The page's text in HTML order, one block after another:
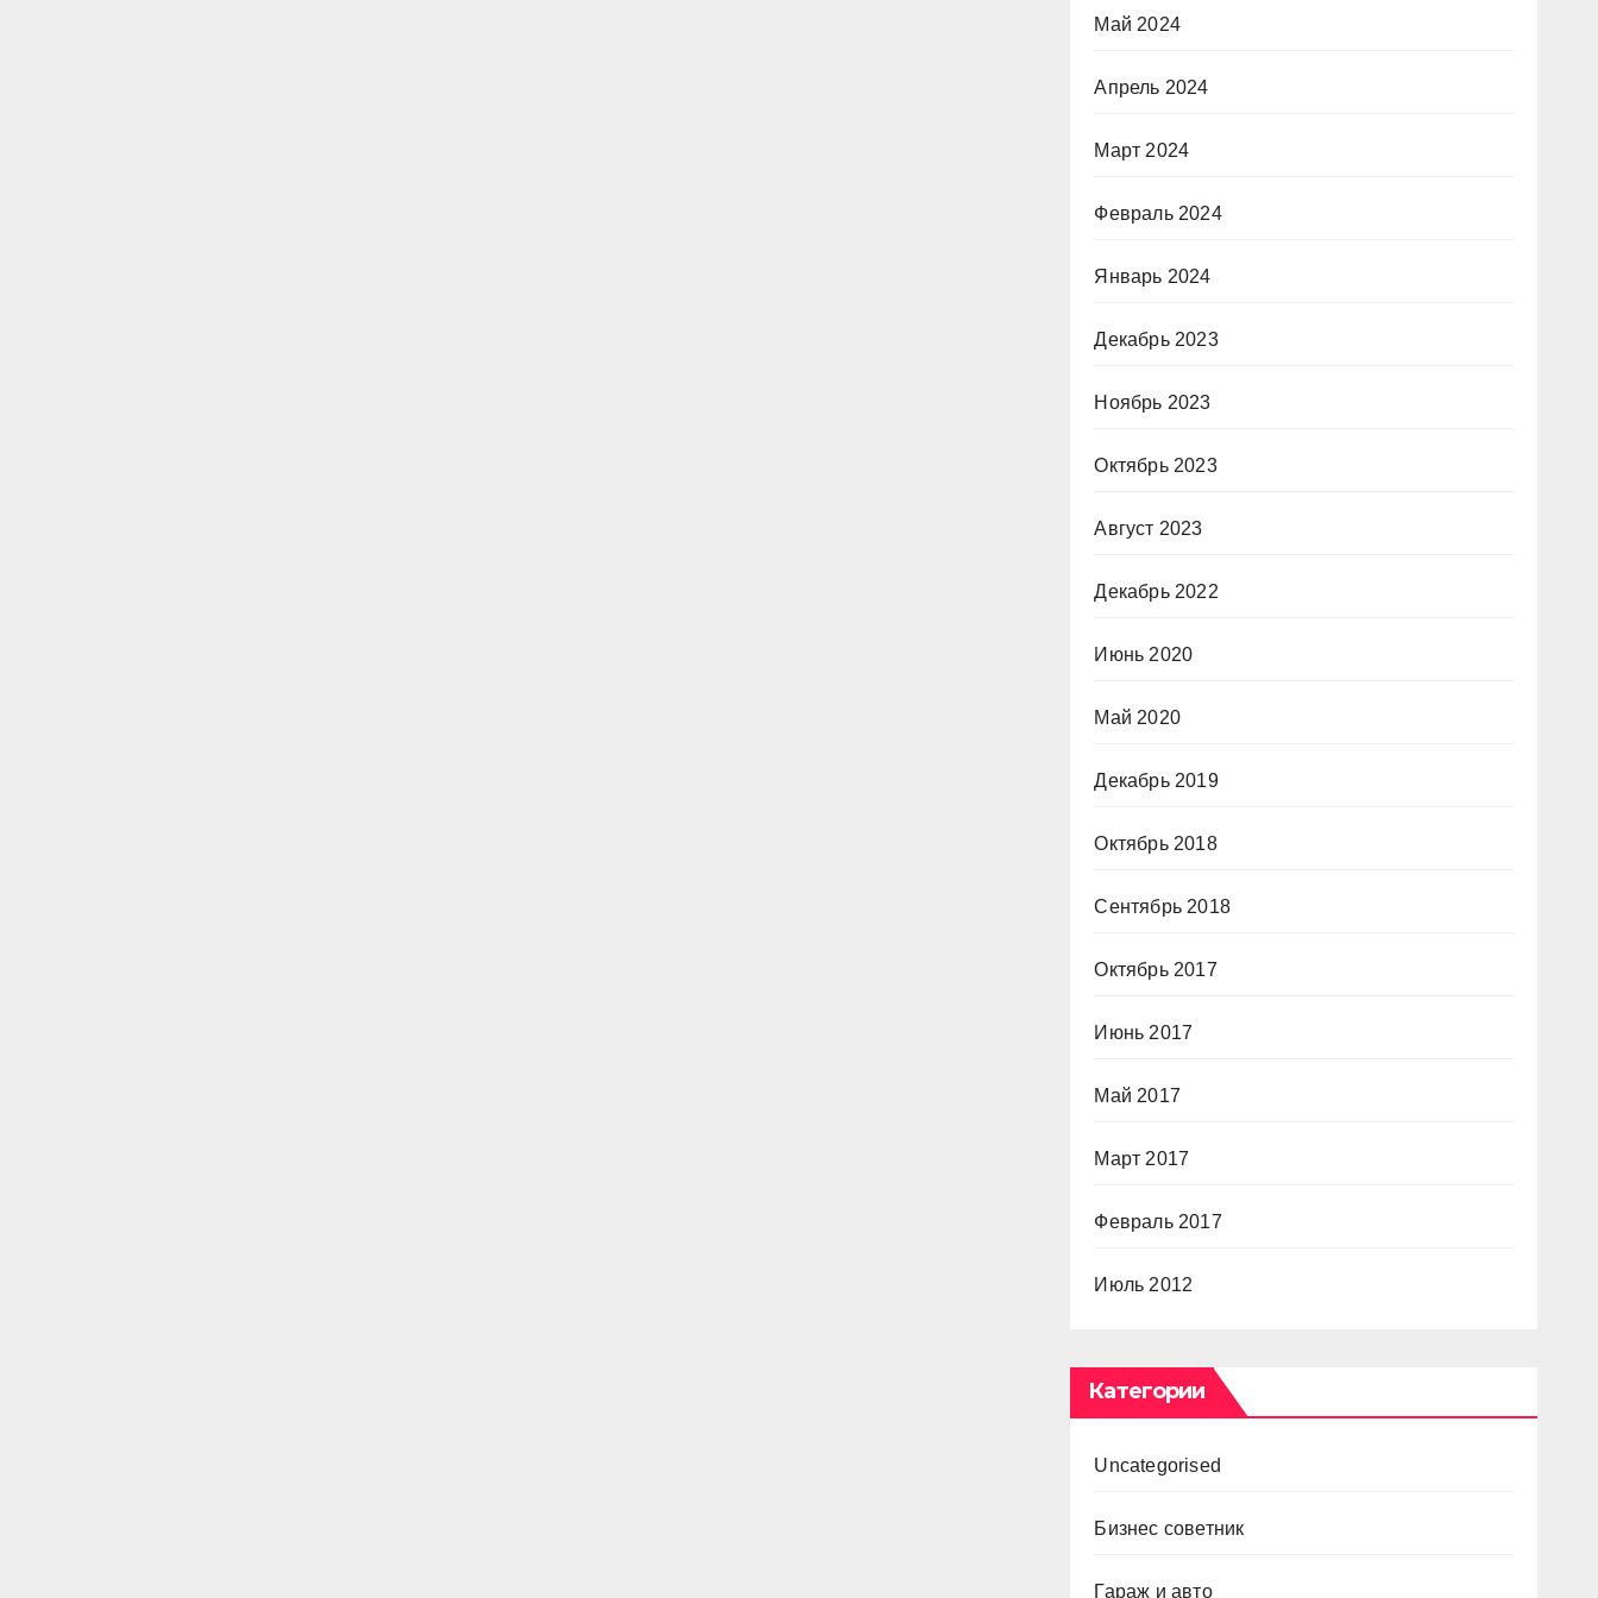
Май 2024
Апрель 2024
Март 2024
Февраль 2024
Январь 2024
Декабрь 2023
Ноябрь 2023
Октябрь 2023
Август 2023
Декабрь 2022
Июнь 2020
Май 2020
Декабрь 2019
Октябрь 2018
Сентябрь 2018
Октябрь 2017
Июнь 2017
Май 2017
Март 2017
Февраль 2017
Июль 2012
Категории
Uncategorised
Бизнес советник
Гараж и авто